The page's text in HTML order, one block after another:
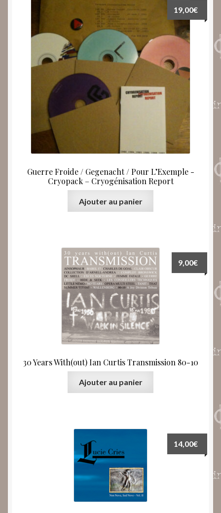
Guerre Froide / Gegenacht / Pour L’Exemple ‎-
Cryopack – Cryogénisation Report
19,00€
Ajouter au panier
30 Years With(out) Ian Curtis Transmission 80-10
9,00€
Ajouter au panier
14,00€